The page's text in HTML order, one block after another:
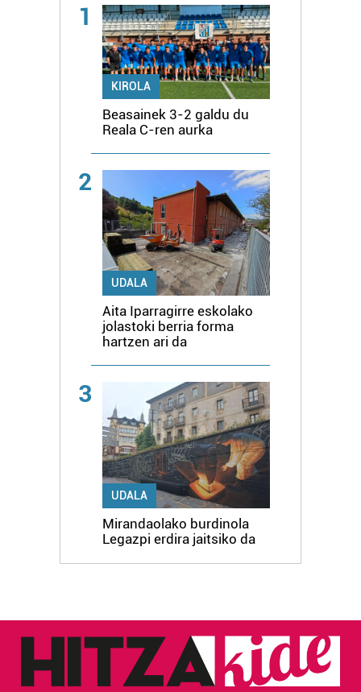
1
KIROLA
Beasainek 3-2 galdu du
Reala C-ren aurka
2
UDALA
Aita Iparragirre eskolako
jolastoki berria forma
hartzen ari da
3
UDALA
Mirandaolako burdinola
Legazpi erdira jaitsiko da